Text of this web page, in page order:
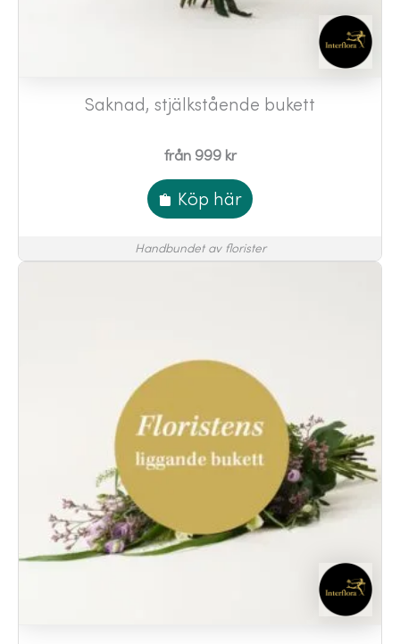
Saknad, stjälkstående bukett
från 999 kr
Köp här
Handbundet av florister